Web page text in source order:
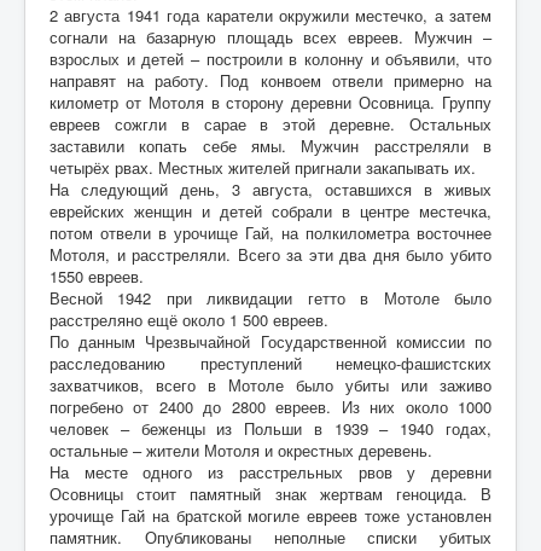
2 августа 1941 года каратели окружили местечко, а затем
согнали на базарную площадь всех евреев. Мужчин –
взрослых и детей – построили в колонну и объявили, что
направят на работу. Под конвоем отвели примерно на
километр от Мотоля в сторону деревни Осовница. Группу
евреев сожгли в сарае в этой деревне. Остальных
заставили копать себе ямы. Мужчин расстреляли в
четырёх рвах. Местных жителей пригнали закапывать их.
На следующий день, 3 августа, оставшихся в живых
еврейских женщин и детей собрали в центре местечка,
потом отвели в урочище Гай, на полкилометра восточнее
Мотоля, и расстреляли. Всего за эти два дня было убито
1550 евреев.
Весной 1942 при ликвидации гетто в Мотоле было
расстреляно ещё около 1 500 евреев.
По данным Чрезвычайной Государственной комиссии по
расследованию преступлений немецко-фашистских
захватчиков, всего в Мотоле было убиты или заживо
погребено от 2400 до 2800 евреев. Из них около 1000
человек – беженцы из Польши в 1939 – 1940 годах,
остальные – жители Мотоля и окрестных деревень.
На месте одного из расстрельных рвов у деревни
Осовницы стоит памятный знак жертвам геноцида. В
урочище Гай на братской могиле евреев тоже установлен
памятник. Опубликованы неполные списки убитых